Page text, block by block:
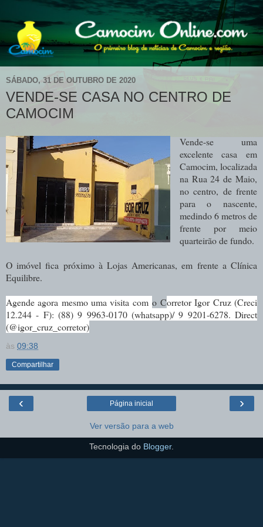
SÁBADO, 31 DE OUTUBRO DE 2020
VENDE-SE CASA NO CENTRO DE
CAMOCIM
Vende-se uma
excelente casa em
Camocim, localizada
na Rua 24 de Maio,
no centro, de frente
para o nascente,
medindo 6 metros de
frente por meio
quarteirão de fundo.
O imóvel fica próximo à Lojas Americanas, em frente a Clínica
Equilibre.
Agende agora mesmo uma visita com oCorretor Igor Cruz (Creci
12.244 - F): (88) 9 9963-0170 (whatsapp)/ 9 9201-6278. Direct
(@igor_cruz_corretor)
às 09:38
Compartilhar
‹ ›
Página inicial
Ver versão para a web
Tecnologia do Blogger.